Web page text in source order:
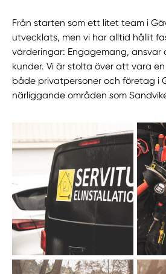
Från starten som ett litet team i
utvecklats, men vi har alltid hållit
värderingar: Engagemang,
kunder. Vi är stolta över att vara
både privatpersoner och företag i
närliggande områden som